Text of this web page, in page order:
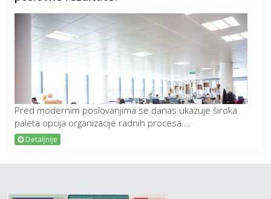
Pred modernim poslovanjima se danas ukazuje široka
paleta opcija organizacije radnih procesa....
Detaljnije